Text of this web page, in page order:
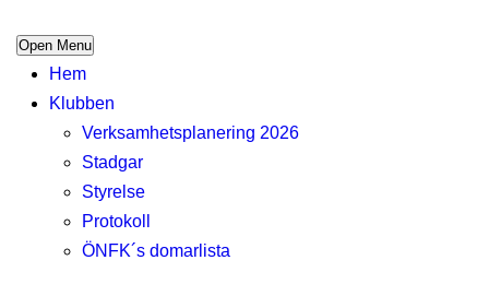
Open Menu
Hem
Klubben
Verksamhetsplanering 2026
Stadgar
Styrelse
Protokoll
ÖNFK´s domarlista